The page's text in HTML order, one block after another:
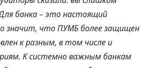
банка – это настоящий
значит, чтоПУМБболее защищен
к разным, в том числе и
К системно важным банкам